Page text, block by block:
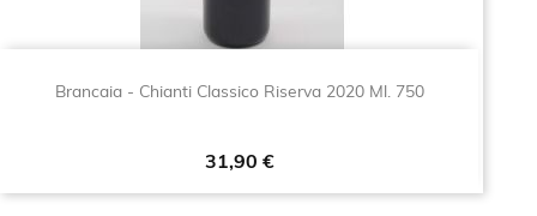
Brancaia - Chianti Classico Riserva 2020 Ml. 750
Prezzo
31,90 €